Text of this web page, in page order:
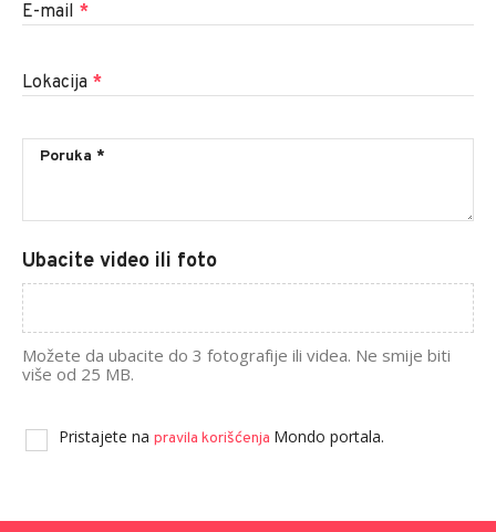
E-mail *
Lokacija *
Ubacite video ili foto
Možete da ubacite do 3 fotografije ili videa. Ne smije biti
više od 25 MB.
Pristajete na pravila korišćenja Mondo portala.